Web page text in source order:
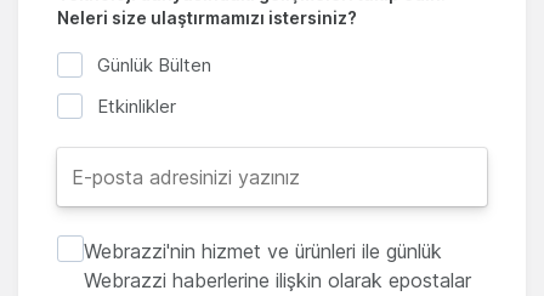
Neleri size ulaştırmamızı istersiniz?
Günlük Bülten
Etkinlikler
Webrazzi'nin hizmet ve ürünleri ile günlük
Webrazzi haberlerine ilişkin olarak epostalar